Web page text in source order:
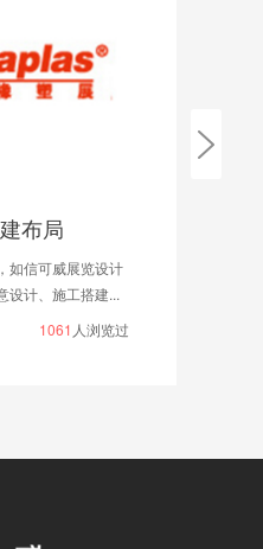
布局
如信可威展览设计
设计、施工搭建...
1061 人浏览过